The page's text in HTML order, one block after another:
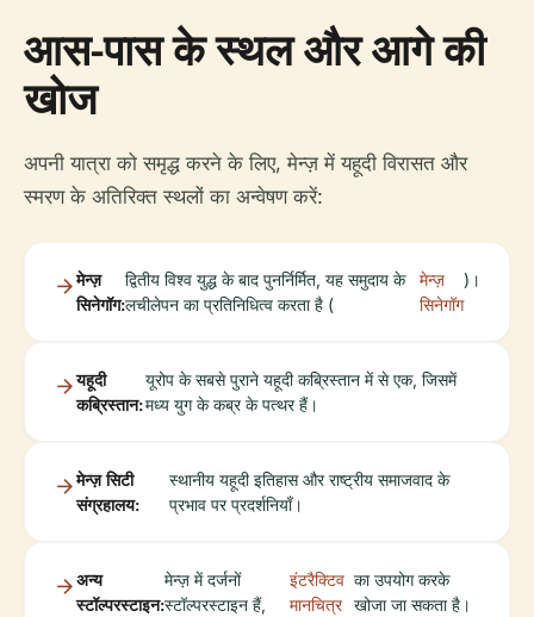
आस-पास के स्थल और आगे की
खोज
अपनी यात्रा को समृद्ध करने के लिए, मेन्ज़ में यहूदी विरासत और
स्मरण के अतिरिक्त स्थलों का अन्वेषण करें:
मेन्ज़
सिनेगॉग:
द्वितीय विश्व युद्ध के बाद पुनर्निर्मित, यह समुदाय के
लचीलेपन का प्रतिनिधित्व करता है (
मेन्ज़
सिनेगॉग
)।
यहूदी
कब्रिस्तान:
यूरोप के सबसे पुराने यहूदी कब्रिस्तान में से एक, जिसमें
मध्य युग के कब्र के पत्थर हैं।
मेन्ज़ सिटी
संग्रहालय:
स्थानीय यहूदी इतिहास और राष्ट्रीय समाजवाद के
प्रभाव पर प्रदर्शनियाँ।
अन्य
स्टॉल्परस्टाइन:
मेन्ज़ में दर्जनों
स्टॉल्परस्टाइन हैं,
इंटरैक्टिव
मानचित्र
का उपयोग करके
खोजा जा सकता है।